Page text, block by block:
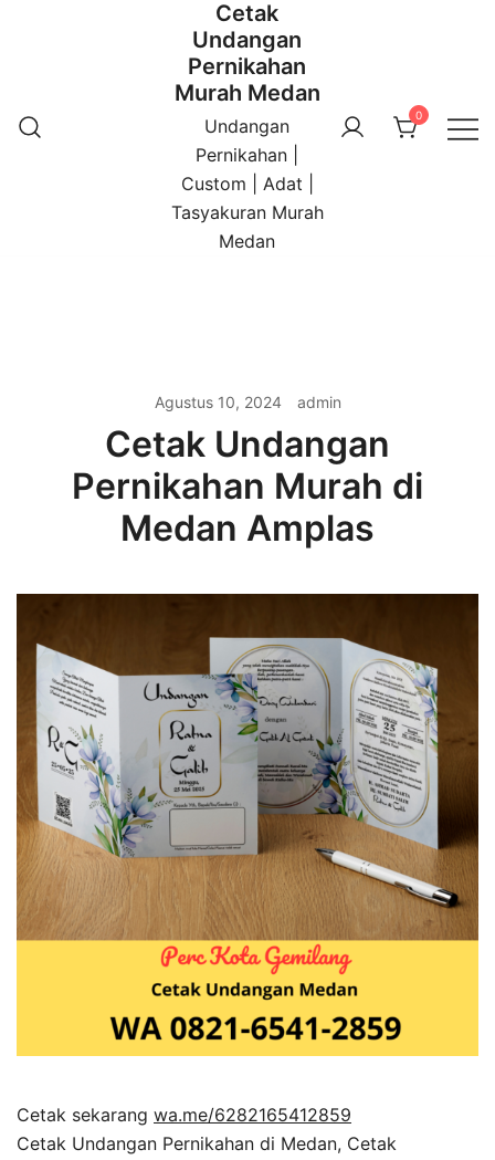
Cetak
Undangan
Pernikahan
Murah Medan
Undangan
Pernikahan |
Custom | Adat |
Tasyakuran Murah
Medan
0
Agustus 10, 2024 admin
Cetak Undangan
Pernikahan Murah di
Medan Amplas
Cetak sekarang wa.me/6282165412859
Cetak Undangan Pernikahan di Medan, Cetak